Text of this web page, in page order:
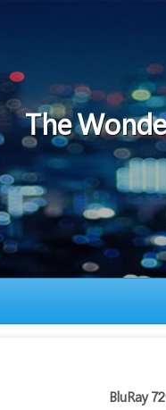
BluRay